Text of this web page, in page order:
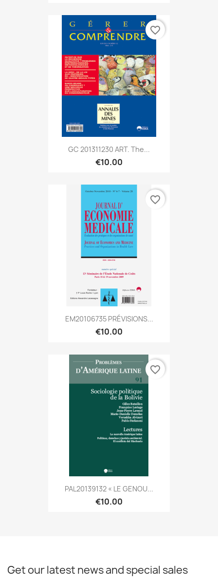
GC 201311230 ART. The...
€10.00
favorite_border
EM20106735 PRÉVISIONS...
€10.00
favorite_border
PAL20139132 « LE GENOU...
€10.00
favorite_border
Get our latest news and special sales